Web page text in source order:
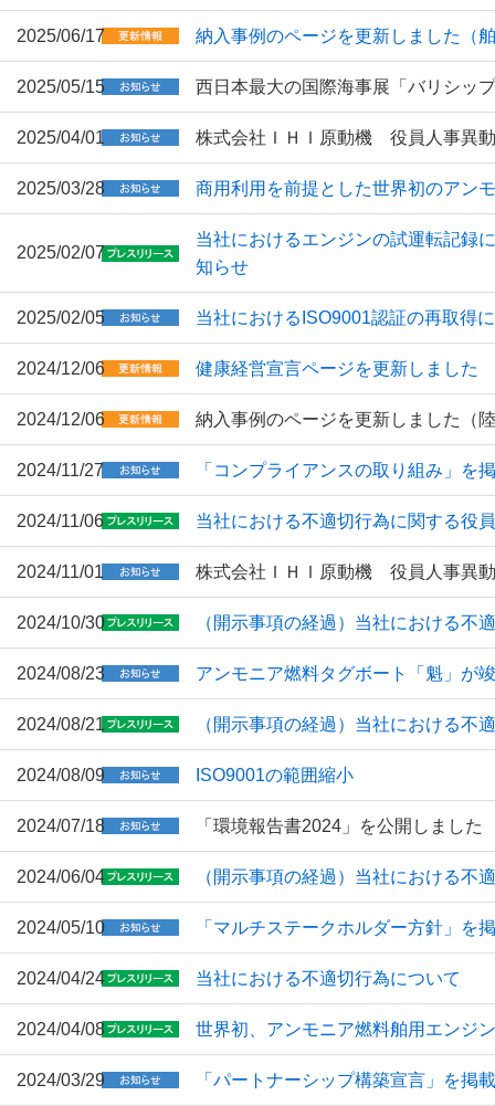
2025/06/17 納入事例のページを更新しました（
2025/05/15 西日本最大の国際海事展「バリシッ
2025/04/01 株式会社ＩＨＩ原動機 役員人事異動
2025/03/28 商用利用を前提とした世界初のアン
2025/02/07
当社におけるエンジンの試運転記録
知らせ
2025/02/05 当社におけるISO9001認証の再取得
2024/12/06 健康経営宣言ページを更新しました
2024/12/06 納入事例のページを更新しました（
2024/11/27 「コンプライアンスの取り組み」を
2024/11/06 当社における不適切行為に関する役
2024/11/01 株式会社ＩＨＩ原動機 役員人事異動
2024/10/30 （開示事項の経過）当社における不
2024/08/23 アンモニア燃料タグボート「魁」が
2024/08/21 （開示事項の経過）当社における不
2024/08/09 ISO9001の範囲縮小
2024/07/18 「環境報告書2024」を公開しました
2024/06/04 （開示事項の経過）当社における不
2024/05/10 「マルチステークホルダー方針」を
2024/04/24 当社における不適切行為について
2024/04/08 世界初、アンモニア燃料舶用エンジ
2024/03/29 「パートナーシップ構築宣言」を掲